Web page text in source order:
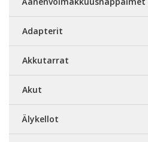
Adapterit
Akkutarrat
Akut
Älykellot